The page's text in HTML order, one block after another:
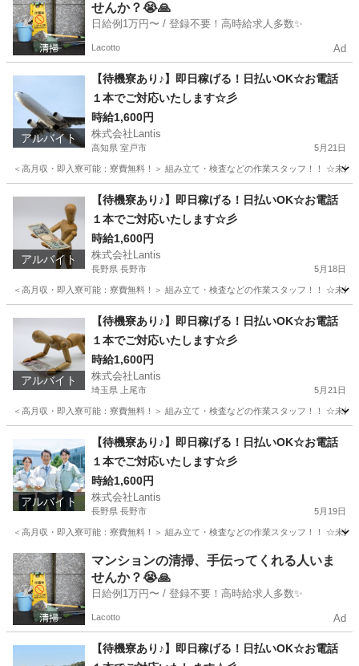
せんか？😭🙏
日給例1万円〜 / 登録不要！高時給求人多数✨
Lacotto Ad
アルバイト
【待機寮あり♪】即日稼げる！日払いOK☆お電話
１本でご対応いたします☆彡
時給1,600円
株式会社Lantis
高知県 室戸市 5月21日
＜高月収・即入寮可能：寮費無料！＞ 組み立て・検査などの作業スタッフ！！
工場 時給
アルバイト
【待機寮あり♪】即日稼げる！日払いOK☆お電話
１本でご対応いたします☆彡
時給1,600円
株式会社Lantis
長野県 長野市 5月18日
＜高月収・即入寮可能：寮費無料！＞ 組み立て・検査などの作業スタッフ！！
工場 時給
アルバイト
【待機寮あり♪】即日稼げる！日払いOK☆お電話
１本でご対応いたします☆彡
時給1,600円
株式会社Lantis
埼玉県 上尾市 5月21日
＜高月収・即入寮可能：寮費無料！＞ 組み立て・検査などの作業スタッフ！！
工場 時給
アルバイト
【待機寮あり♪】即日稼げる！日払いOK☆お電話
１本でご対応いたします☆彡
時給1,600円
株式会社Lantis
長野県 長野市 5月19日
＜高月収・即入寮可能：寮費無料！＞ 組み立て・検査などの作業スタッフ！！
長野 長野市 工場 時給
マンションの清掃、手伝ってくれる人いま
せんか？😭🙏
日給例1万円〜 / 登録不要！高時給求人多数✨
Lacotto Ad
【待機寮あり♪】即日稼げる！日払いOK☆お電話